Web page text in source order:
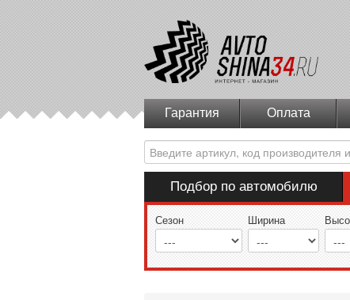
Гарантия Оплата
Подбор по автомобилю
Сезон Ширина